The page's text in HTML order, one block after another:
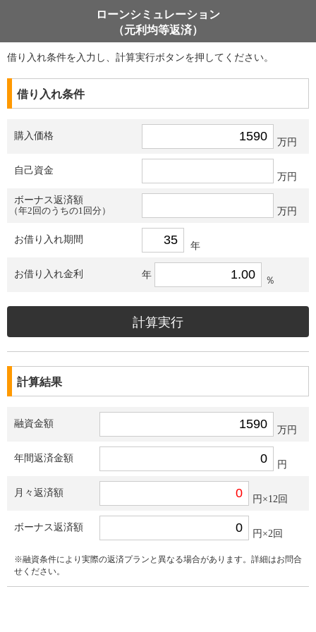
ローンシミュレーション
（元利均等返済）
借り入れ条件を入力し、計算実行ボタンを押してください。
借り入れ条件
購入価格
万円
自己資金
万円
ボーナス返済額
（年2回のうちの1回分）
万円
お借り入れ期間
年
お借り入れ金利 年
％
計算結果
融資金額
万円
年間返済金額
円
月々返済額
円×12回
ボーナス返済額
円×2回
※融資条件により実際の返済プランと異なる場合があります。詳細はお問合
せください。